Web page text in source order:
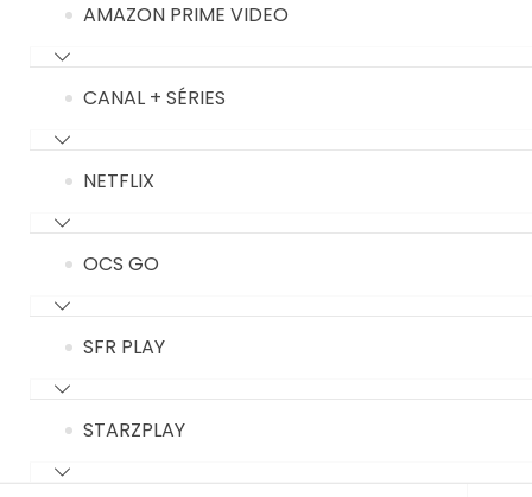
AMAZON PRIME VIDEO
CANAL + SÉRIES
NETFLIX
OCS GO
SFR PLAY
STARZPLAY